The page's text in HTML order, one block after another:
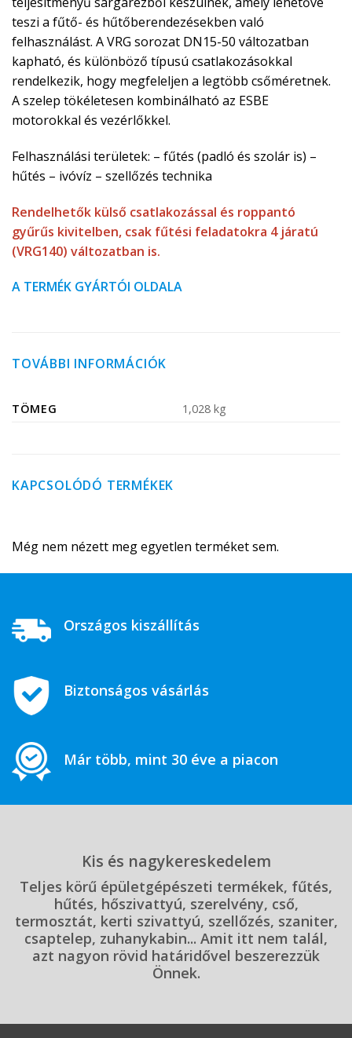
teszi a fűtő- és hűtőberendezésekben való
felhasználást. A VRG sorozat DN15-50 változatban
kapható, és különböző típusú csatlakozásokkal
rendelkezik, hogy megfeleljen a legtöbb csőméretnek.
A szelep tökéletesen kombinálható az ESBE
motorokkal és vezérlőkkel.
Felhasználási területek: – fűtés (padló és szolár is) –
hűtés – ivóvíz – szellőzés technika
Rendelhetők külső csatlakozással és roppantó
gyűrűs kivitelben, csak fűtési feladatokra 4 járatú
(VRG140) változatban is.
A TERMÉK GYÁRTÓI OLDALA
TOVÁBBI INFORMÁCIÓK
TÖMEG 1,028 kg
KAPCSOLÓDÓ TERMÉKEK
Még nem nézett meg egyetlen terméket sem.
Országos kiszállítás
Biztonságos vásárlás
Már több, mint 30 éve a piacon
Kis és nagykereskedelem
Teljes körű épületgépészeti termékek, fűtés,
hűtés, hőszivattyú, szerelvény, cső,
termosztát, kerti szivattyú, szellőzés, szaniter,
csaptelep, zuhanykabin... Amit itt nem talál,
azt nagyon rövid határidővel beszerezzük
Önnek.